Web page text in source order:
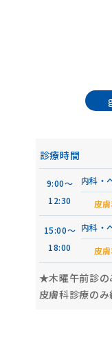
診療時間
9:00〜
12:30
内科・
皮
15:00〜
18:00
内科・
皮
★木曜午前診
皮膚科診療の